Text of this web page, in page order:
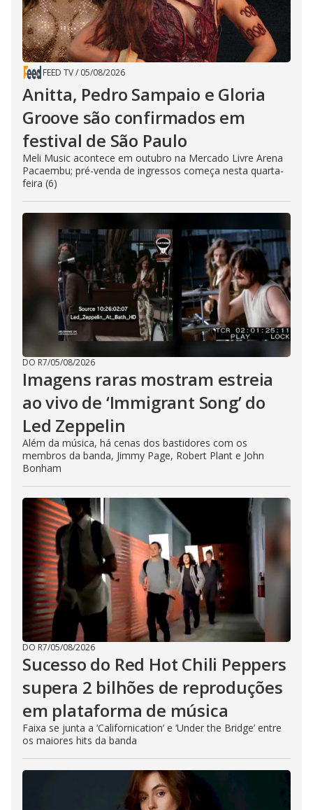
FEED TV/ 05/08/2026
Anitta, Pedro Sampaio e Gloria
Groove são confirmados em
festival de São Paulo
Meli Music acontece em outubro na Mercado Livre Arena
Pacaembu; pré-venda de ingressos começa nesta quarta-
feira (6)
DO R7/05/08/2026
Imagens raras mostram estreia
ao vivo de ‘Immigrant Song’ do
Led Zeppelin
Além da música, há cenas dos bastidores com os
membros da banda, Jimmy Page, Robert Plant e John
Bonham
DO R7/05/08/2026
Sucesso do Red Hot Chili Peppers
supera 2 bilhões de reproduções
em plataforma de música
Faixa se junta a ‘Californication’ e ‘Under the Bridge’ entre
os maiores hits da banda